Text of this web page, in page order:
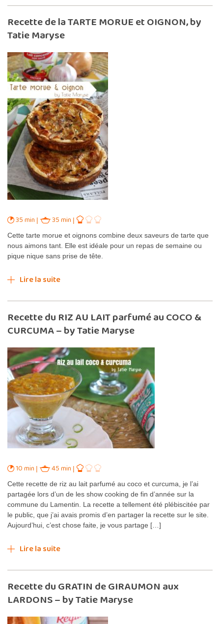
Recette de la TARTE MORUE et OIGNON, by
Tatie Maryse
35 min 35 min
Cette tarte morue et oignons combine deux saveurs de tarte que
nous aimons tant. Elle est idéale pour un repas de semaine ou
pique nique sans prise de tête.
Lire la suite
Recette du RIZ AU LAIT parfumé au COCO &
CURCUMA – by Tatie Maryse
10 min 45 min
Cette recette de riz au lait parfumé au coco et curcuma, je l’ai
partagée lors d’un de les show cooking de fin d’année sur la
commune du Lamentin. La recette a tellement été plébiscitée par
le public, que j’ai avais promis d’en partager la recette sur le site.
Aujourd’hui, c’est chose faite, je vous partage […]
Lire la suite
Recette du GRATIN de GIRAUMON aux
LARDONS – by Tatie Maryse